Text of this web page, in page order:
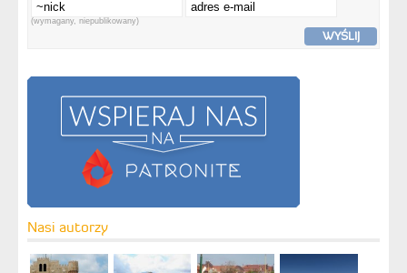
(wymagany, niepublikowany)
WYŚLIJ
Nasi autorzy